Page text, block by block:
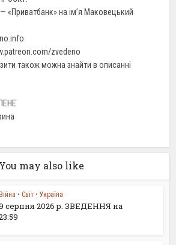
«Приватбанк» на ім’я Маковецький
zvedeno
також можна знайти в описанні
You may also like
Війна • Світ • Україна
серпня 2026 р. ЗВЕДЕННЯ на